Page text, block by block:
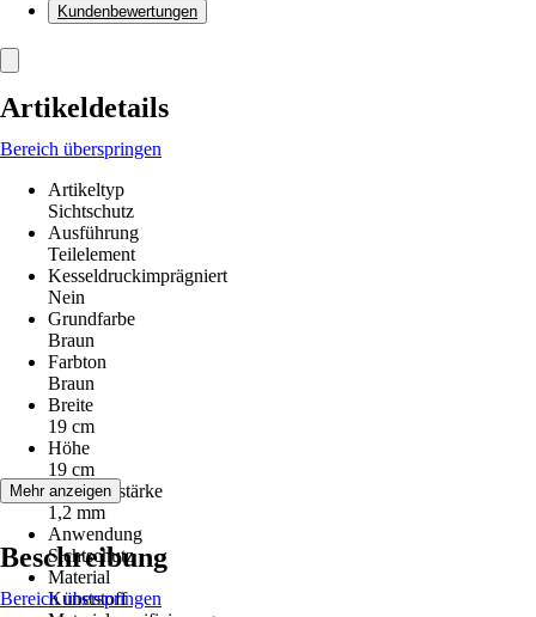
Kundenbewertungen
Artikeldetails
Bereich überspringen
Artikeltyp
Sichtschutz
Ausführung
Teilelement
Kesseldruckimprägniert
Nein
Grundfarbe
Braun
Farbton
Braun
Breite
19 cm
Höhe
19 cm
Lamellenstärke
1,2 mm
Anwendung
Sichtschutz
Material
Kunststoff
Mehr anzeigen
Beschreibung
Bereich überspringen